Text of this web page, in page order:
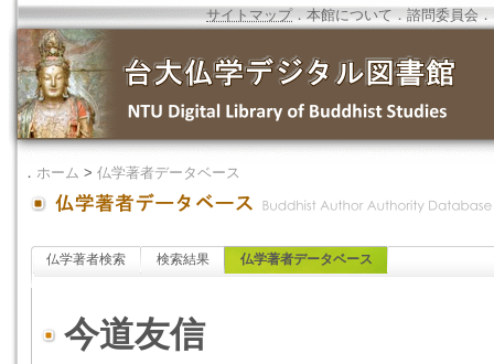
サイトマップ．本館について ．諮問委員会 ．
． ホーム > 仏学著者データベース
仏学著者検索 検索結果 仏学著者データベース
今道友信